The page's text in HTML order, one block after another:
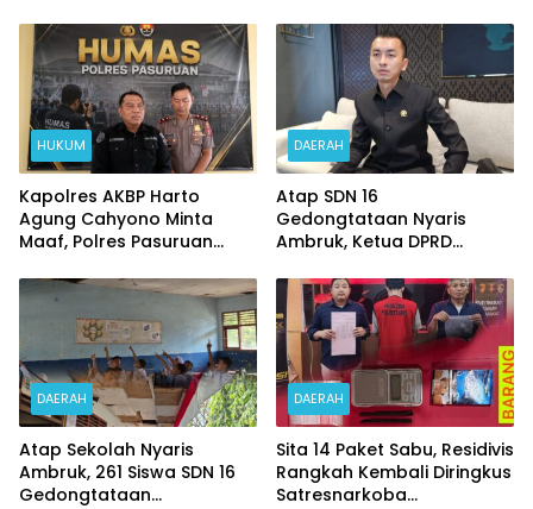
HUKUM
Kapolres AKBP Harto
Agung Cahyono Minta
Maaf, Polres Pasuruan
Meninggalnya Terduga
Pelaku Judi Online
DAERAH
Atap SDN 16
Gedongtataan Nyaris
Ambruk, Ketua DPRD
Perjuangkan Anggaran
Perbaikan
DAERAH
Atap Sekolah Nyaris
Ambruk, 261 Siswa SDN 16
Gedongtataan
DAERAH
Sita 14 Paket Sabu, Residivis
Rangkah Kembali Diringkus
Satresnarkoba